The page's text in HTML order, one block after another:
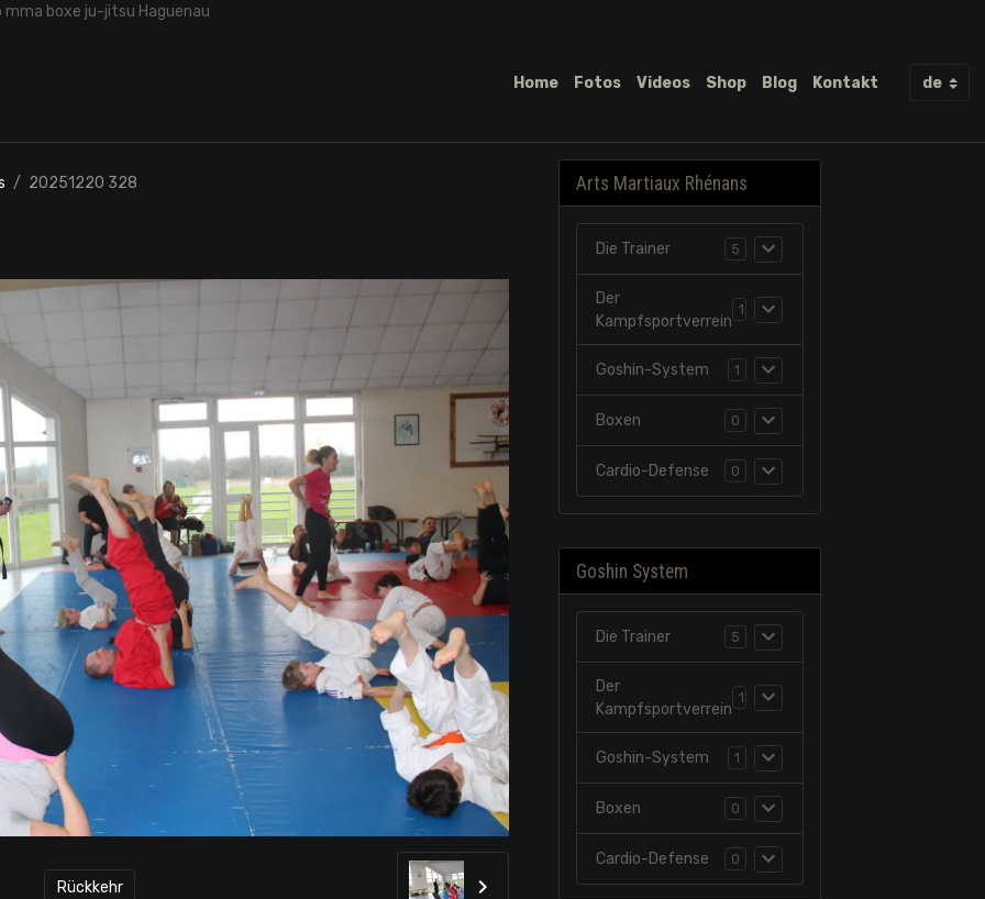
boxe ju-jitsu Haguenau
Home Fotos Videos Shop Blog Kontakt
20251220 328
Rückkehr
Arts Martiaux Rhénans
Die Trainer 5
Der
Kampfsportverrein
Goshin-System 1
Boxen 0
Cardio-Defense 0
Goshin System
Die Trainer 5
Der
Kampfsportverrein
Goshin-System 1
Boxen 0
Cardio-Defense 0